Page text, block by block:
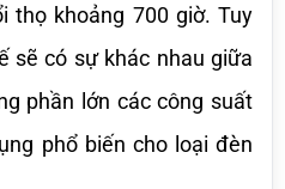
thọ khoảng 700 giờ. Tuy
sẽ có sự khác nhau giữa
phần lớn các công suất
phổ biến cho loại đèn